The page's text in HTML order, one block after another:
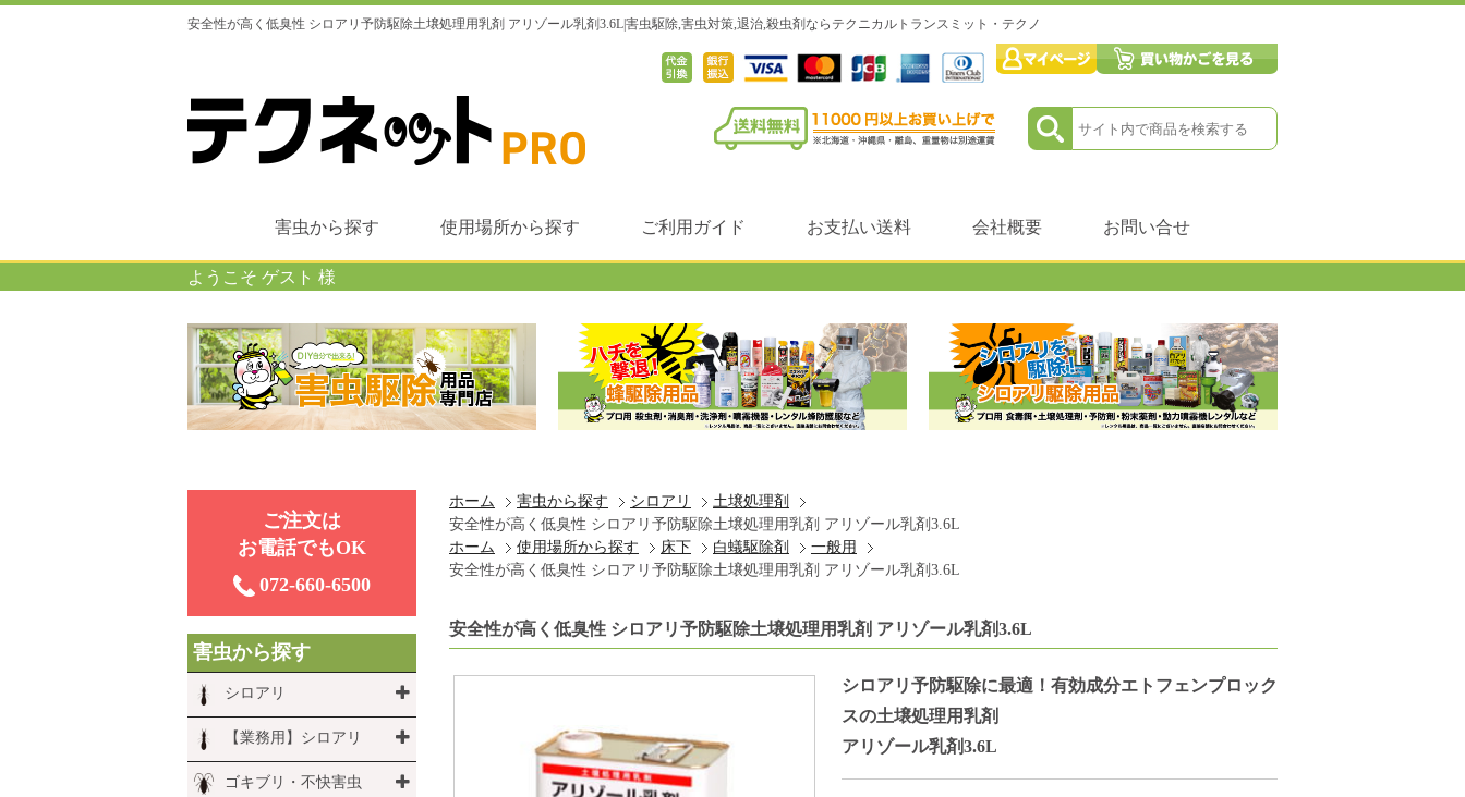
安全性が高く低臭性 シロアリ予防駆除土壌処理用乳剤 アリゾール乳剤3.6L|害虫駆除,害虫対策,退治,殺虫剤ならテクニカルトランスミット・テクノ
害虫から探す 使用場所から探す ご利用ガイド お支払い送料 会社概要 お問い合せ
ようこそ ゲスト 様
ホーム 害虫から探す シロアリ
土壌処理剤
安全性が高く低臭性 シロアリ予防駆除土壌処理用乳剤 アリゾール乳剤3.6L
ホーム
使用場所から探す 床下 白蟻駆除剤
一般用
安全性が高く低臭性 シロアリ予防駆除土壌処理用乳剤 アリゾール乳剤3.6L
安全性が高く低臭性 シロアリ予防駆除土壌処理用乳剤 アリゾール乳剤3.6L
シロアリ予防駆除に最適！有効成分エトフェンプロック
スの土壌処理用乳剤
アリゾール乳剤3.6L
ご注⽂は
お電話でもOK
072-660-6500
害虫から探す
シロアリ
【業務用】シロアリ
ゴキブリ・不快害虫